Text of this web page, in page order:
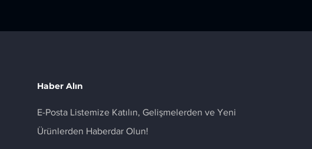
Haber Alın
E-Posta Listemize Katılın, Gelişmelerden ve Yeni
Ürünlerden Haberdar Olun!